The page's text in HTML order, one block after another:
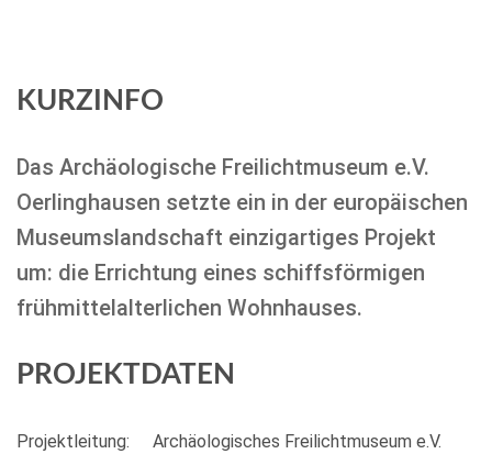
KURZINFO
Das Archäologische Freilichtmuseum e.V.
Oerlinghausen setzte ein in der europäischen
Museumslandschaft einzigartiges Projekt
um: die Errichtung eines schiffsförmigen
frühmittelalterlichen Wohnhauses.
PROJEKTDATEN
Projektleitung: Archäologisches Freilichtmuseum e.V.